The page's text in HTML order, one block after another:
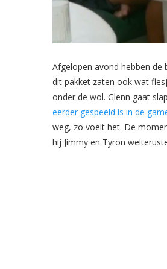
Afgelopen avond hebben de
dit pakket zaten ook wat
onder de wol. Glenn gaat
eerder gespeeld is in de
weg, zo voelt het. De
hij Jimmy en Tyron